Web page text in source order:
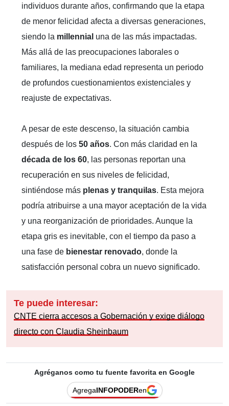
individuos durante años, confirmando que la etapa
de menor felicidad afecta a diversas generaciones,
siendo la millennial una de las más impactadas.
Más allá de las preocupaciones laborales o
familiares, la mediana edad representa un periodo
de profundos cuestionamientos existenciales y
reajuste de expectativas.
A pesar de este descenso, la situación cambia
después de los 50 años. Con más claridad en la
década de los 60, las personas reportan una
recuperación en sus niveles de felicidad,
sintiéndose más plenas y tranquilas. Esta mejora
podría atribuirse a una mayor aceptación de la vida
y una reorganización de prioridades. Aunque la
etapa gris es inevitable, con el tiempo da paso a
una fase de bienestar renovado, donde la
satisfacción personal cobra un nuevo significado.
Te puede interesar:
CNTE cierra accesos a Gobernación y exige diálogo
directo con Claudia Sheinbaum
Agréganos como tu fuente favorita en Google
AgregaINFOPODERen